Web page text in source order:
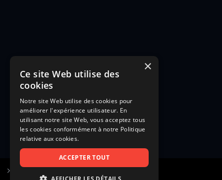
×
Ce site Web utilise des
cookies
Notre site Web utilise des cookies pour
améliorer l'expérience utilisateur. En
utilisant notre site Web, vous acceptez tous
les cookies conformément à notre Politique
relative aux cookies.
ACCEPTER TOUT